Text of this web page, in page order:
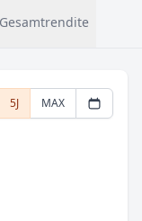
Gesamtrendite
5J MAX